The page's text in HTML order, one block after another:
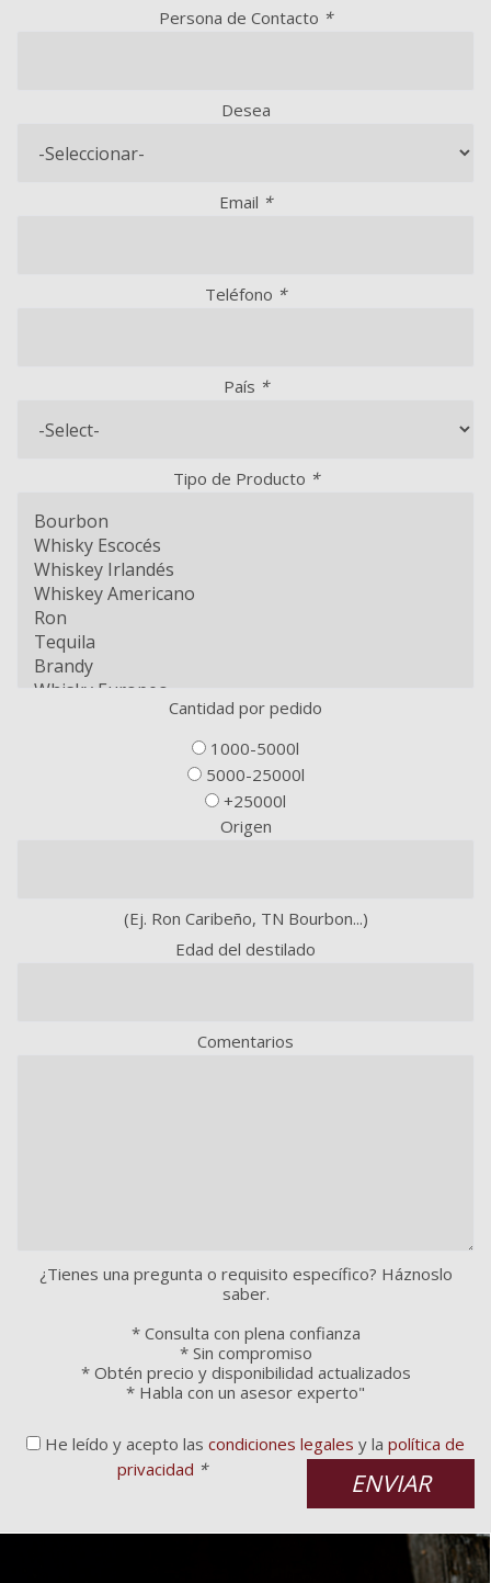
Persona de Contacto *
Desea
Email *
Teléfono *
País *
Tipo de Producto *
Cantidad por pedido
1000-5000l
5000-25000l
+25000l
Origen
(Ej. Ron Caribeño, TN Bourbon...)
Edad del destilado
Comentarios
¿Tienes una pregunta o requisito específico? Háznoslo
saber.
* Consulta con plena confianza
* Sin compromiso
* Obtén precio y disponibilidad actualizados
* Habla con un asesor experto"
He leído y acepto las condiciones legales y la política de
privacidad * ENVIAR